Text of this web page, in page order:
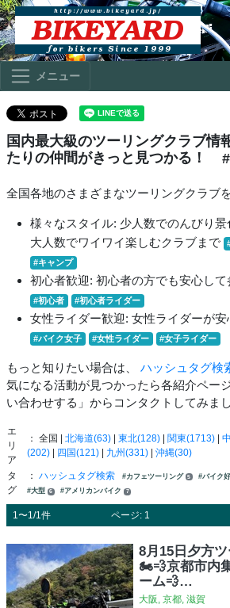
メニュー
国内最大級のツーリングクラブ情
たりの仲間がきっと見つかる！
全国各地のさまざまなツーリングクラブ
様々なスタイル: 少人数でのんびり
大人数でワイワイ楽しむクラブまで
#キャンプ
初心者歓迎: 初心者の方でも安心し
#初心者 #初心者ライダー
女性ライダー歓迎: 女性ライダーが
#バイク女子 #女性ライダー #女子ライダー
もっと知りたい場合は、 ハッシュタグ検
気になる活動が見つかったら各紹介ペー
い合わせする」からコンタクトしてみまし
エ
リ
ア
： 全国 | 北海道(63)| 東北(128)| 関東(1713)|
(202)| 四国(121)| 九州(331)| 沖縄(30)
タ
グ
： ハッシュタグ検索 #カフェツーリング 5 #バイク
#大型 6 #アメリカンバイク 7
1〜1/1件 ページ: 1
8月15日夕方
🏍️💨京都市内
ーム💨…
大阪, 京都, 滋賀